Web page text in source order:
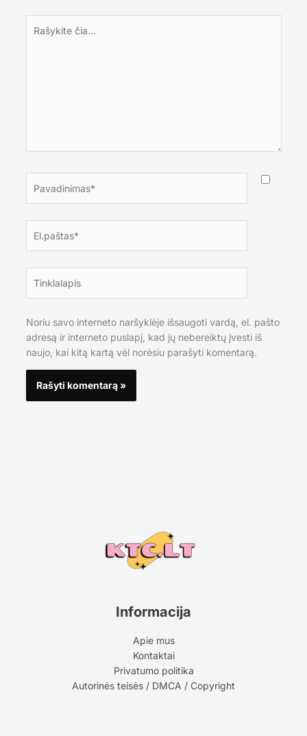
čia...
Noriu savo interneto naršyklėje išsaugoti vardą, el. pašto
adresą ir interneto puslapį, kad jų nebereiktų įvesti iš
naujo, kai kitą kartą vėl norėsiu parašyti komentarą.
Informacija
Apie mus
Kontaktai
Privatumo politika
Autorinės teisės / DMCA / Copyright